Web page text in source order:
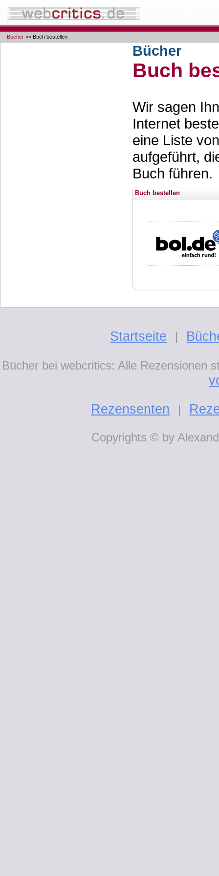
Bücher >> Buch bestellen
Bücher
Buch
Wir sagen
Internet
eine Liste
aufgeführt,
Buch führen.
Buch bestellen
Startseite |
Bücher bei webcritics: Alle Rezensionen
Rezensenten
|
Copyrights © by